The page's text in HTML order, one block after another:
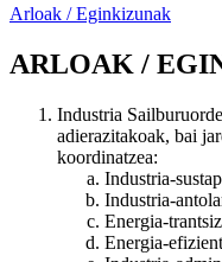
Arloak / Eginkizunak
ARLOAK /
Industria
adierazitakoak, bai
koordinatzea:
Industria-
Industria-
Energia-
Energia-